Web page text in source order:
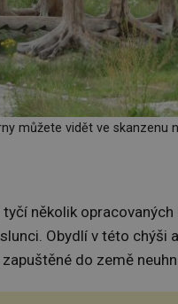
můžete vidět ve skanzenu
několik
Obydlí v této chýši
do země